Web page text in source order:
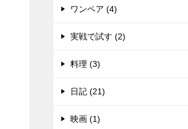
ワンペア (4)
実戦で試す (2)
料理 (3)
日記 (21)
映画 (1)